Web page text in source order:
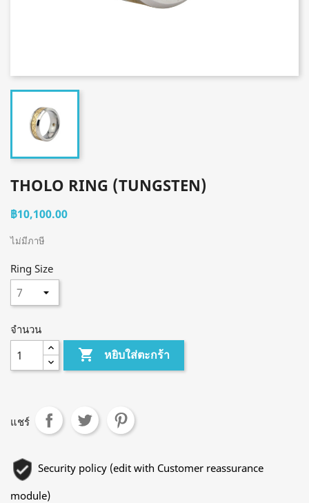
THOLO RING (TUNGSTEN)
฿10,100.00
ไม่มีภาษี
Ring Size
จำนวน
 หยิบใส่ตะกร้า
แชร์
Security policy (edit with Customer reassurance
module)